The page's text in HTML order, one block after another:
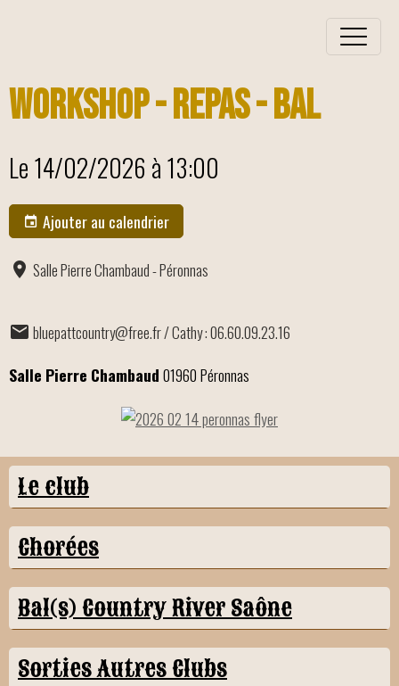
Workshop - Repas - Bal
Le 14/02/2026 à 13:00
Ajouter au calendrier
Salle Pierre Chambaud - Péronnas
bluepattcountry@free.fr / Cathy : 06.60.09.23.16
Salle Pierre Chambaud01960 Péronnas
Le club
Chorées
Bal(s) Country River Saône
Sorties Autres Clubs